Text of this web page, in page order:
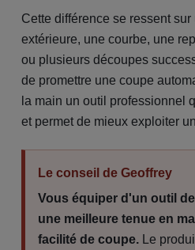
Cette différence se ressent
extérieure, une courbe, une
ou plusieurs découpes
de promettre une coupe
la main un outil professionnel
et permet de mieux exploiter
Le conseil de Geoffrey
Vous équiper d'un outil
une meilleure tenue en
facilité de coupe. Le